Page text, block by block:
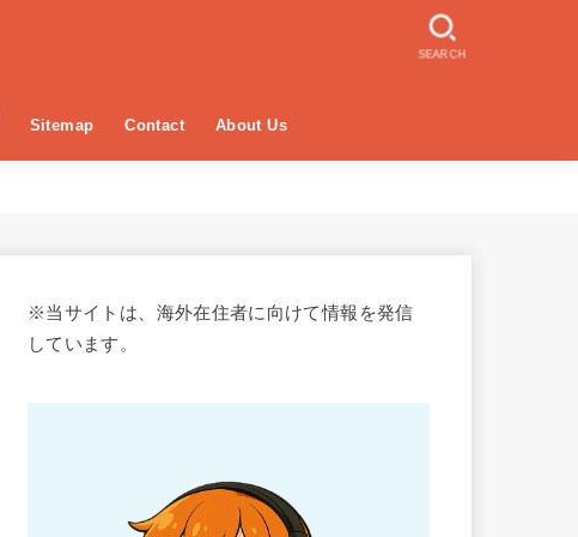
Sitemap Contact About Us
SEARCH
※当サイトは、海外在住者に向けて情報を発信
しています。